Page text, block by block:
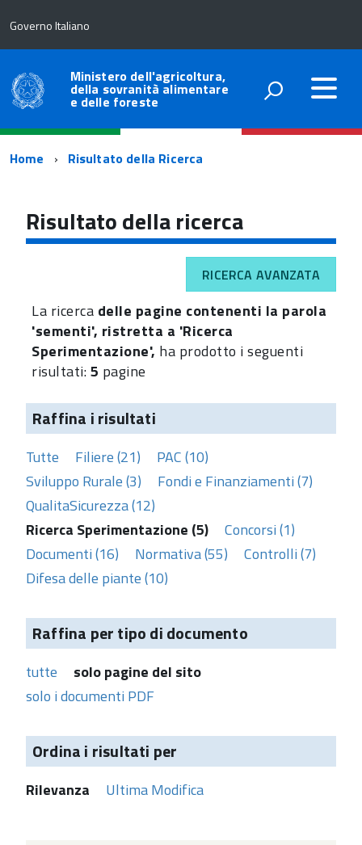
Governo Italiano
Ministero dell'agricoltura,
della sovranità alimentare
e delle foreste
Percorso
navigazione
Home Risultato della Ricerca
Risultato della ricerca
RICERCA AVANZATA
La ricerca delle pagine contenenti la parola
'sementi', ristretta a 'Ricerca
Sperimentazione', ha prodotto i seguenti
risultati:5 pagine
Raffina i risultati
Tutte Filiere (21)
PAC (10)
Sviluppo Rurale (3)
Fondi e Finanziamenti (7)
QualitaSicurezza (12)
Ricerca Sperimentazione (5)
Concorsi (1)
Documenti (16)
Normativa (55)
Controlli (7)
Difesa delle piante (10)
Raffina per tipo di documento
tutte
solo pagine del sito
solo i documenti PDF
Ordina i risultati per
Rilevanza Ultima Modifica